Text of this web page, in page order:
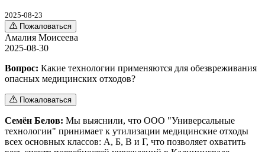
2025-08-23
Пожаловаться
Амалия Моисеева
2025-08-30
Вопрос: Какие технологии применяются для обезвреживания
опасных медицинских отходов?
Пожаловаться
Семён Белов: Мы выяснили, что ООО "Универсальные
технологии" принимает к утилизации медицинские отходы
всех основных классов: А, Б, В и Г, что позволяет охватить